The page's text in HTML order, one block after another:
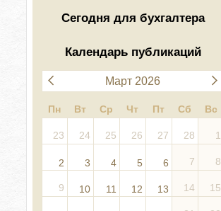
Сегодня для бухгалтера
Календарь публикаций
Март 2026
Пн Вт Ср Чт Пт Сб Вс
23 24 25 26 27 28 1
2 3 4 5 6 7 8
9 10 11 12 13 14 15